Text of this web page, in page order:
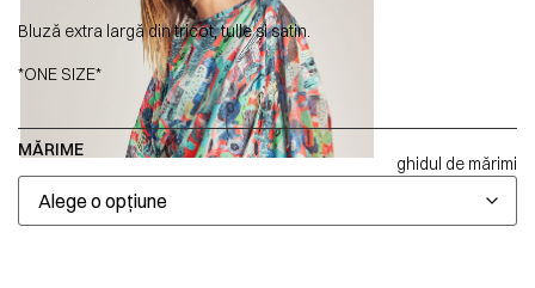
Bluză extra largă din tricot, tulle și satin.
*ONE SIZE*
MĂRIME
ghidul de mărimi